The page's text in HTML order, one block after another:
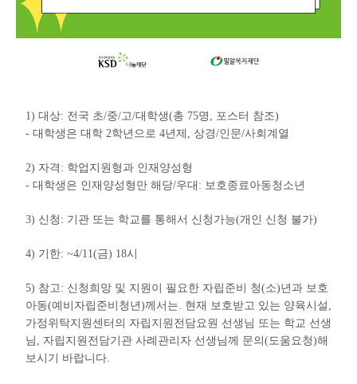
1) 대상: 전국 초/중/고/대학생(총 75명, 포스터 참조)
- 대학생은 대학 2학년으로 4년제, 상경/인문/사회계열
2) 자격: 학업지원형과 인재양성형
- 대학생은 인재양성형만 해당/우대: 보호종료아동청소년
3) 신청: 기관 또는 학교를 통해서 신청가능(개인 신청 불가)
4) 기한: ~4/11(금) 18시
5) 참고: 신청희망 및 지원이 필요한 자립준비 청(소)년과 보호
아동(예비자립준비청년)께서는. 현재 보호받고 있는 양육시설,
가정위탁지원센터의 자립지원전담요원 선생님 또는 학교 선생
님, 자립지원전담기관 사례관리자 선생님께 문의(도움요청)해
보시기 바랍니다.